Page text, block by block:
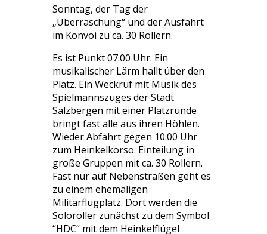
Sonntag, der Tag der
„Überraschung“ und der Ausfahrt
im Konvoi zu ca. 30 Rollern.
Es ist Punkt 07.00 Uhr. Ein
musikalischer Lärm hallt über den
Platz. Ein Weckruf mit Musik des
Spielmannszuges der Stadt
Salzbergen mit einer Platzrunde
bringt fast alle aus ihren Höhlen.
Wieder Abfahrt gegen 10.00 Uhr
zum Heinkelkorso. Einteilung in
große Gruppen mit ca. 30 Rollern.
Fast nur auf Nebenstraßen geht es
zu einem ehemaligen
Militärflugplatz. Dort werden die
Soloroller zunächst zu dem Symbol
“HDC“ mit dem Heinkelflügel